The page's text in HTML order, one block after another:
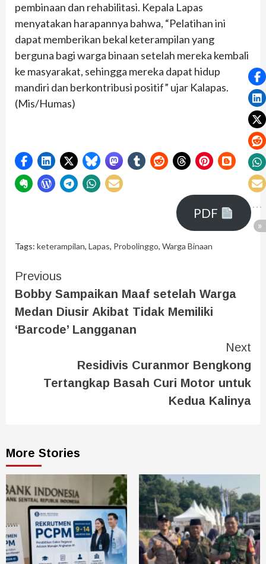
pembinaan dan rehabilitasi. Kepala Lapas
menyatakan harapannya bahwa, “Pelatihan ini
dapat memberikan bekal keterampilan yang
berguna bagi warga binaan setelah mereka kembali
ke masyarakat, sehingga mereka dapat hidup
mandiri dan berkontribusi positif” ujar Kalapas.
(Mis/Humas)
PDF
Tags: keterampilan, Lapas, Probolinggo, Warga Binaan
Previous
Bobby Sampaikan Maaf setelah Warga
Medan Diusir Akibat Tidak Memiliki
‘Barcode’ Langganan
Next
Residivis Curanmor Bengkong
Tertangkap Basah Curi Motor untuk
Kedua Kalinya
More Stories